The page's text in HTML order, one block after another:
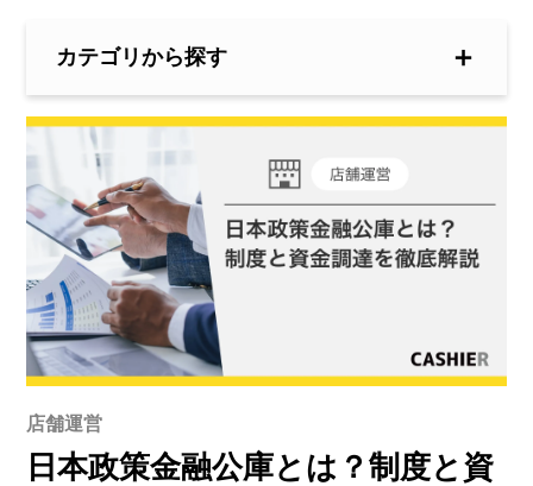
カテゴリから探す ＋
店舗運営
日本政策金融公庫とは？制度と資